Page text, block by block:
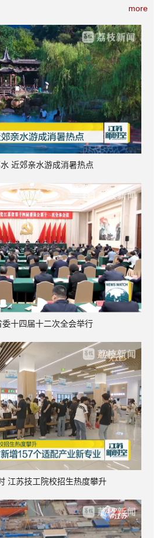
more
近郊亲水游成消暑热点
委十四届十二次全会举行
江苏技工院校招生热度攀升